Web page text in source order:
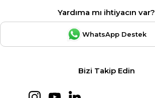
Yardıma mı ihtiyacın var?
WhatsApp Destek
Bizi Takip Edin